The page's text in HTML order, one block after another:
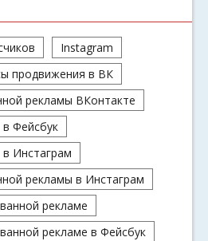
Instagram
продвижения в ВК
рекламы ВКонтакте
Фейсбук
Инстаграм
рекламы в Инстаграм
рекламе
рекламе в Фейсбук